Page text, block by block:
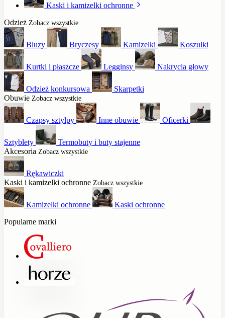
Kaski i kamizelki ochronne
Odzież Zobacz wszystkie
Bluzy Bryczesy Kamizelki Koszulki
Kurtki i płaszcze Legginsy Nakrycia głowy
Odzież konkursowa
Skarpetki
Obuwie Zobacz wszystkie
Czapsy sztylpy Inne obuwie Oficerki
Sztyblety
Termobuty i buty stajenne
Akcesoria Zobacz wszystkie
Rękawiczki
Kaski i kamizelki ochronne Zobacz wszystkie
Kamizelki ochronne
Kaski ochronne
Popularne marki